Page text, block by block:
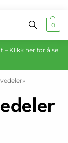
0
– Klikk her for å se